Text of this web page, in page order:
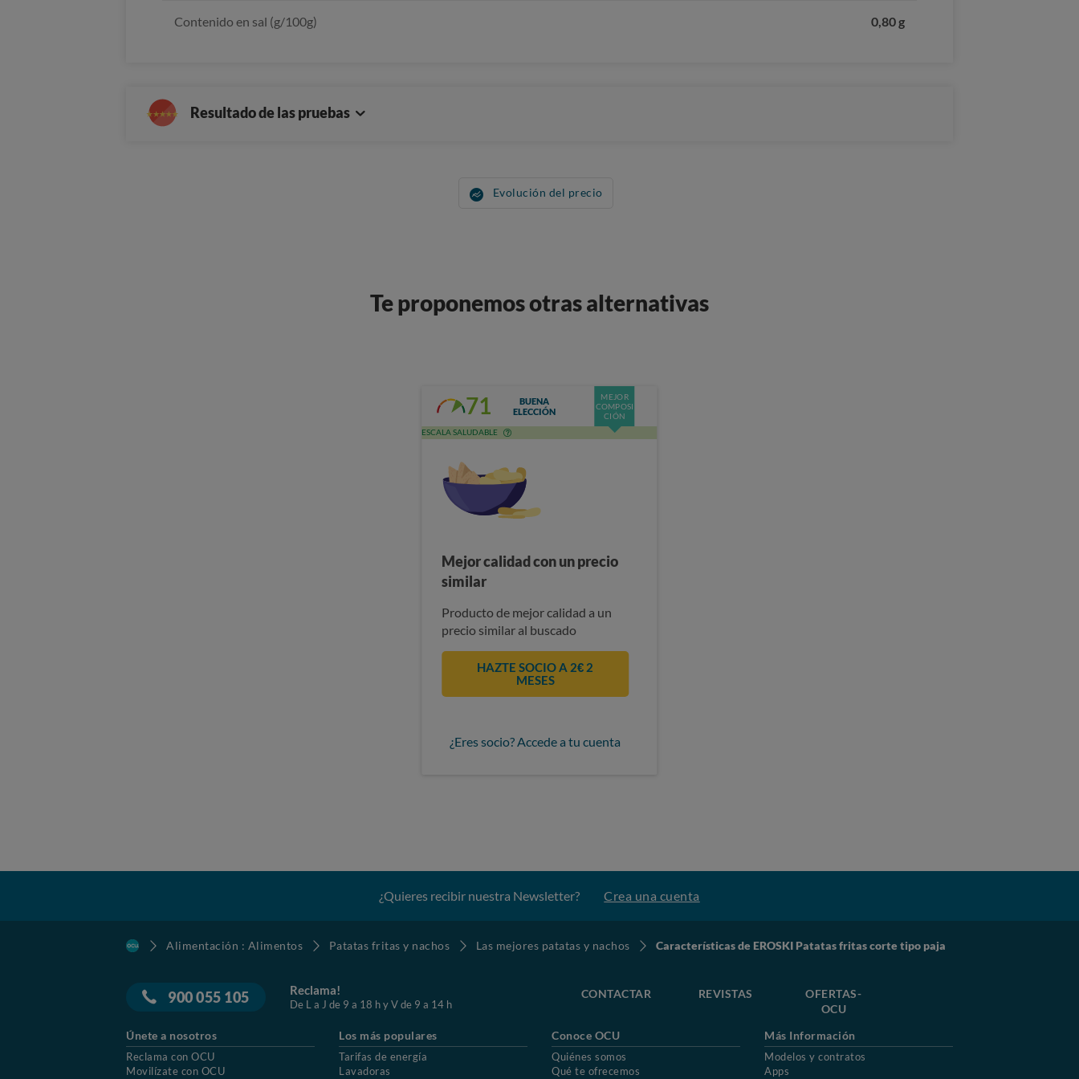
Contenido en sal (g/100g) 0,80 g
Resultado de las pruebas
Evolución del precio
Te proponemos otras alternativas
71
BUENA
ELECCIÓN
MEJOR
COMPOSI
CIÓN
ESCALA SALUDABLE
Mejor calidad con un precio
similar
Producto de mejor calidad a un
precio similar al buscado
HAZTE SOCIO A 2€ 2
MESES
¿Eres socio? Accede a tu cuenta
¿Quieres recibir nuestra Newsletter? Crea una cuenta
Alimentación : Alimentos Patatas fritas y nachos Las mejores patatas y nachos Características de EROSKI Patatas fritas corte tipo paja
900 055 105 Reclama!
De L a J de 9 a 18 h y V de 9 a 14 h
CONTACTAR REVISTAS
OFERTAS-
OCU
Únete a nosotros
Reclama con OCU
Movilízate con OCU
Los más populares
Tarifas de energía
Lavadoras
Conoce OCU
Quiénes somos
Qué te ofrecemos
Más Información
Modelos y contratos
Apps